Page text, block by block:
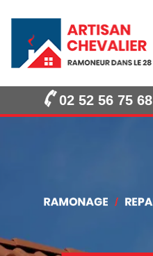
02 52 56 75 68